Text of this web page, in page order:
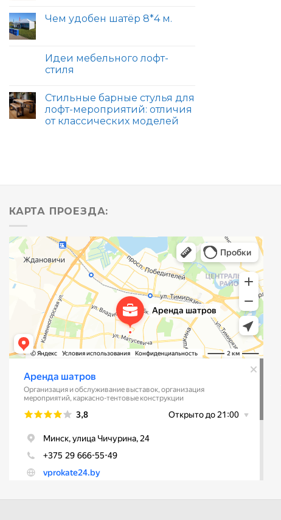
Чем удобен шатёр 8*4 м.
Идеи мебельного лофт-
стиля
Стильные барные стулья для
лофт-мероприятий: отличия
от классических моделей
КАРТА ПРОЕЗДА: